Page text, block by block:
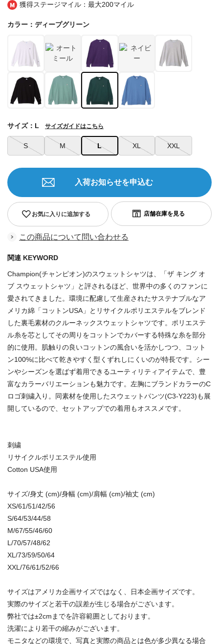
獲得ステージマイル：最大200マイル
カラー：ディープグリーン
S M L XL XXL
サイズ：L サイズガイドはこちら
お気に入りに追加する
入荷お知らせを申込む
この商品について問い合わせる
関連 KEYWORD
Champion(チャンピオン)のスウェットシャツは、「ザ キング オ
ブ スウェットシャツ」と評されるほど、世界中の多くのファンに
愛されてきました。環境に配慮して生産されたサステナブルなア
メリカ綿「コットンUSA」とリサイクルポリエステルをブレンド
した裏毛素材のクルーネックスウェットシャツです。ポリエステ
ル糸を芯としてその周りをコットンでカバーする特殊な糸を部分
的に使用。肌触りの良いコットンの風合いを活かしつつ、コット
ン100%に比べて乾きやすく型くずれしにくいのが特長です。シー
ンやシーズンを選ばず着用できるユーティリティアイテムで、豊
富なカラーバリエーションも魅力です。左胸にブランドカラーのC
ロゴ刺繍入り。同素材を使用したスウェットパンツ(C3-Y223)も展
開しているので、セットアップでの着用もオススメです。
刺繍
リサイクルポリエステル使用
Cotton USA使用
サイズ/身丈 (cm)/身幅 (cm)/肩幅 (cm)/袖丈 (cm)
XS/61/51/42/56
S/64/53/44/58
M/67/55/46/60
L/70/57/48/62
XL/73/59/50/64
XXL/76/61/52/66
サイズはアメリカ企画サイズではなく、日本企画サイズです。
実際のサイズと若干の誤差が生じる場合がございます。
弊社では±2cmまでを許容範囲としております。
洗濯により若干の縮みがございます。
モニタなどの環境で、写真と実際の商品とは色が多少異なる場合